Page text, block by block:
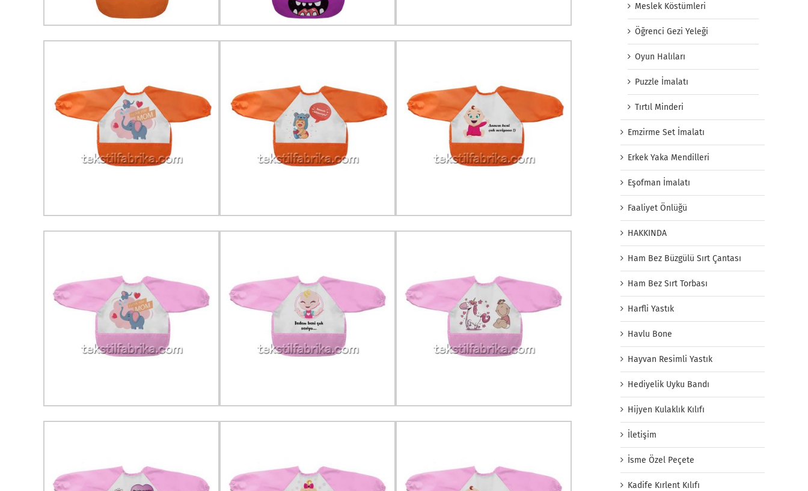
Meslek Köstümleri
Öğrenci Gezi Yeleği
Oyun Halıları
Puzzle İmalatı
Tırtıl Minderi
Emzirme Set İmalatı
Erkek Yaka Mendilleri
Eşofman İmalatı
Faaliyet Önlüğü
HAKKINDA
Ham Bez Büzgülü Sırt Çantası
Ham Bez Sırt Torbası
Harfli Yastık
Havlu Bone
Hayvan Resimli Yastık
Hediyelik Uyku Bandı
Hijyen Kulaklık Kılıfı
İletişim
İsme Özel Peçete
Kadife Kırlent Kılıfı